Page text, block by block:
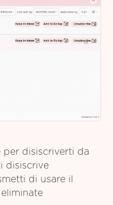
per disiscriverti da
disiscrive
di usare il